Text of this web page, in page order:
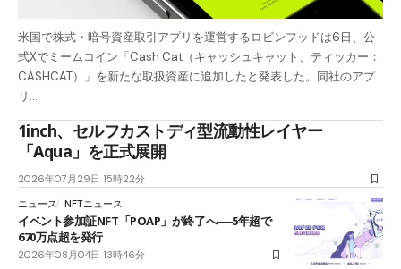
米国で株式・暗号資産取引アプリを運営するロビンフッドは6日、公
式Xでミームコイン「Cash Cat（キャッシュキャット、ティッカー：
CASHCAT）」を新たな取扱資産に追加したと発表した。同社のアプ
リ…
1inch、セルフカストディ型流動性レイヤー
「Aqua」を正式展開
2026年07月29日 15時22分
ニュース NFTニュース
イベント参加証NFT「POAP」が終了へ──5年超で
670万点超を発行
2026年08月04日 13時46分